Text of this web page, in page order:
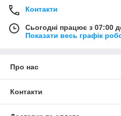
Контакти
Сьогодні працює з 07:00
Показати весь графік
Про нас
Контакти